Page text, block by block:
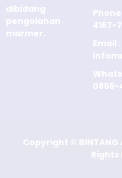
dibidang
pengolahan
marmer.
4167-
Email :
0856-
Copyright © BINTANG
Rights